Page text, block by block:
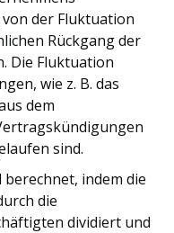
der Fluktuation
Rückgang der
Die Fluktuation
wie z. B. das
dem
sind.
indem die
die
dividiert und